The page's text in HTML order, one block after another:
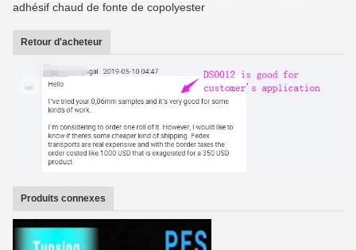
adhésif chaud de fonte de copolyester
Retour d'acheteur
Produits connexes